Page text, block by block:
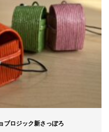
ブロジック新さっぽろ